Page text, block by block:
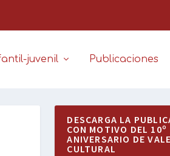
juvenil Publicaciones
DESCARGA LA
CON MOTIVO DEL 10º
ANIVERSARIO DE
CULTURAL